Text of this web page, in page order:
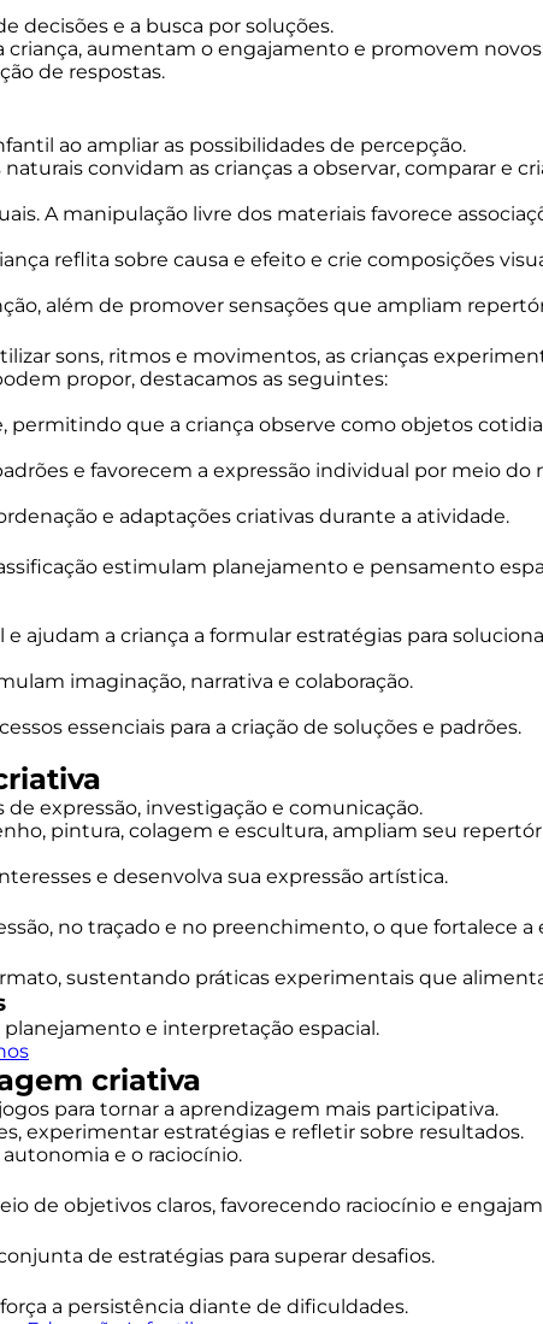
decisões e a busca por soluções.
aumentam o engajamento e promovem
de respostas.
ao ampliar as possibilidades de percepção.
convidam as crianças a observar, comparar e
A manipulação livre dos materiais favorece
reflita sobre causa e efeito e crie composições
além de promover sensações que ampliam
sons, ritmos e movimentos, as crianças
propor, destacamos as seguintes:
que a criança observe como objetos
e favorecem a expressão individual por meio do
e adaptações criativas durante a atividade.
estimulam planejamento e pensamento
ajudam a criança a formular estratégias para
imaginação, narrativa e colaboração.
essenciais para a criação de soluções e padrões.
expressão, investigação e comunicação.
pintura, colagem e escultura, ampliam seu
e desenvolva sua expressão artística.
no traçado e no preenchimento, o que fortalece a
sustentando práticas experimentais que
e interpretação espacial.
criativa
para tornar a aprendizagem mais participativa.
experimentar estratégias e refletir sobre resultados.
e o raciocínio.
de objetivos claros, favorecendo raciocínio e
de estratégias para superar desafios.
a persistência diante de dificuldades.